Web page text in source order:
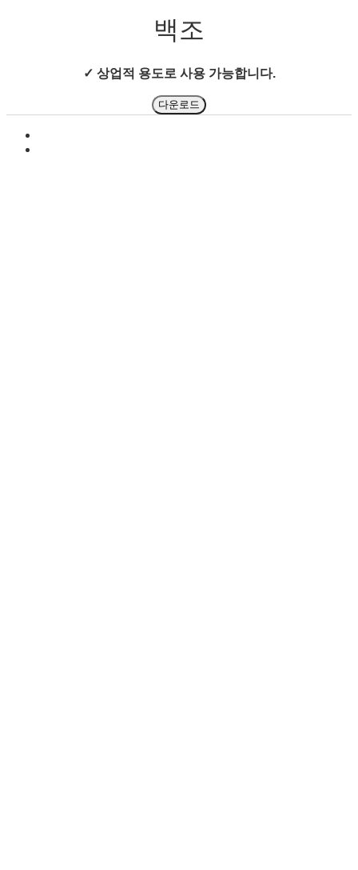
백조
✓ 상업적 용도로 사용 가능합니다.
다운로드